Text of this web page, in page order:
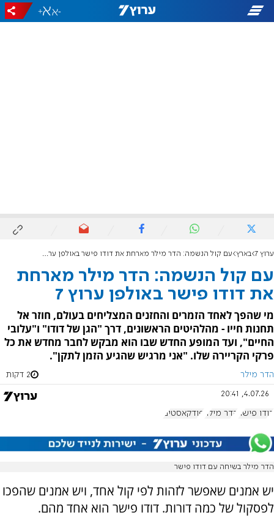
-
+
ערוץ 7 בארץ עם קול הנשמה: הדר מילר מארחת את דודו פישר באולפן ערוץ 7
עם קול הנשמה: הדר מילר מארחת
את דודו פישר באולפן ערוץ 7
מי שהפך לאחד הזמרים והחזנים המצליחים בעולם, חוזר אל
תחנות חייו - מהלהיטים הראשונים, דרך "הגן של דודו" ו"עלובי
החיים", ועד המופע החדש שבו הוא מבקש לחבר מחדש את כל
פרקי הקריירה שלו. "אני מרגיש שהגיע הזמן לתקן".
הדר מילר 2 דקות
4.07.26, 20:41
דודו פישר הדר מילר פודקאסטים
הדר מילר בשיחה עם דודו פישר
יש אמנים שאפשר לזהות לפי קול אחד, ויש אמנים שהפכו
לפסקול של כמה דורות. דודו פישר הוא אחד מהם.